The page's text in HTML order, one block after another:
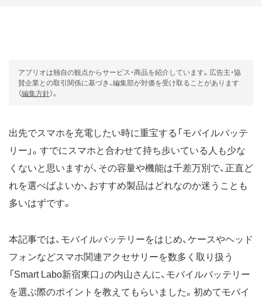
アプリオは独自の観点からサービス・商品を紹介しています。広告主・協
賛企業との取引関係に基づき、編集部が対価を受け取ることがあります
（編集方針）。
出先でスマホを充電したい時に重宝する「モバイルバッテ
リー」。すでにスマホと合わせて持ち歩いている人も少な
くないと思いますが、その容量や機能は千差万別で、正直ど
れを選べばよいか、おすすめ製品はどれなのか迷うことも
多いはずです。
本記事では、モバイルバッテリーをはじめ、ケースやヘッド
フォンなどスマホ関連アクセサリーを数多く取り扱う
「Smart Labo新宿東口」の内山さんに、モバイルバッテリー
を選ぶ際のポイントを教えてもらいました。初めてモバイ